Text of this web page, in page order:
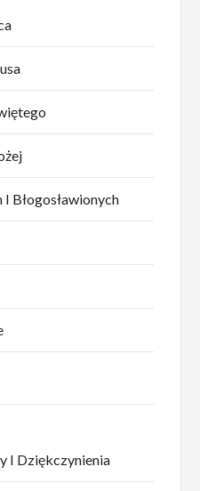
Błogosławionych
I Dziękczynienia